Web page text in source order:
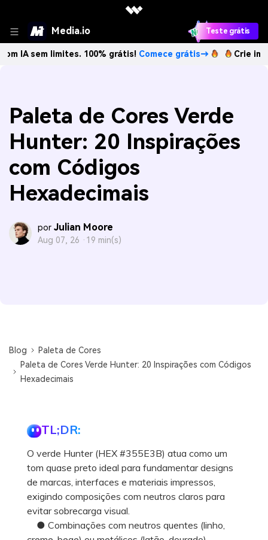
Media.io Teste grátis
limites. 100% grátis!Comece grátis→ Crie imagens
Paleta de Cores Verde
Hunter: 20 Inspirações
com Códigos
Hexadecimais
por Julian Moore
Aug 07, 26 · 19 min(s)
Blog
Paleta de Cores
Paleta de Cores Verde Hunter: 20 Inspirações com Códigos
Hexadecimais
TL;DR:
O verde Hunter (HEX #355E3B) atua como um
tom quase preto ideal para fundamentar designs
de marcas, interfaces e materiais impressos,
exigindo composições com neutros claros para
evitar sobrecarga visual.
● Combinações com neutros quentes (linho,